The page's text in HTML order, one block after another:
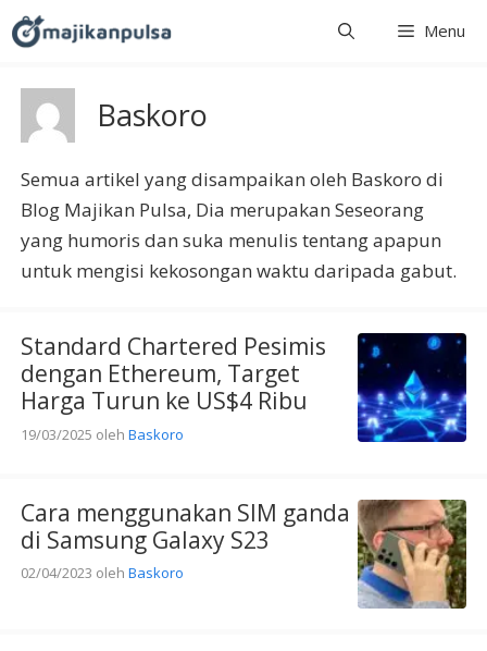
Langsung
ke
Menu
Baskoro
Semua artikel yang disampaikan oleh Baskoro di
Blog Majikan Pulsa, Dia merupakan Seseorang
yang humoris dan suka menulis tentang apapun
untuk mengisi kekosongan waktu daripada gabut.
Standard Chartered Pesimis
dengan Ethereum, Target
Harga Turun ke US$4 Ribu
19/03/2025 oleh Baskoro
Cara menggunakan SIM ganda
di Samsung Galaxy S23
02/04/2023 oleh Baskoro